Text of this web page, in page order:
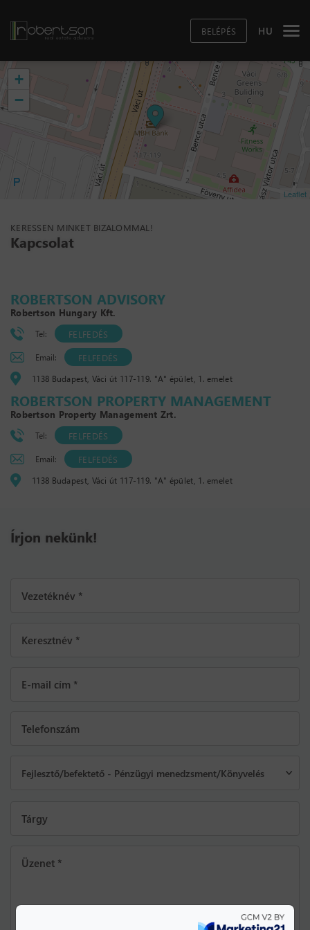
BELÉPÉS HU
+
−
Leaflet
KERESSEN MINKET BIZALOMMAL!
Kapcsolat
ROBERTSON ADVISORY
Robertson Hungary Kft.
Tel: FELFEDÉS
Email: FELFEDÉS
1138 Budapest, Váci út 117-119. "A" épület, 1. emelet
ROBERTSON PROPERTY MANAGEMENT
Robertson Property Management Zrt.
Tel: FELFEDÉS
Email: FELFEDÉS
1138 Budapest, Váci út 117-119. "A" épület, 1. emelet
Írjon nekünk!
Vezetéknév *
Keresztnév *
E-mail cím *
Telefonszám
Fejlesztő/befektető - Pénzügyi menedzsment/Könyvelés
Tárgy
Üzenet *